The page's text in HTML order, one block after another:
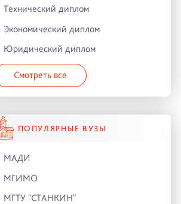
Технический диплом
Экономический диплом
Юридический диплом
Смотреть все
ПОПУЛЯРНЫЕ ВУЗЫ
МАДИ
МГИМО
МГТУ "СТАНКИН"